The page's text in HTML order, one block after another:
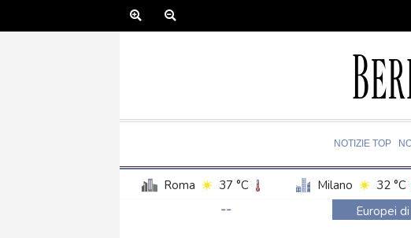
NOTIZIE TOP
Roma 37 °C Milano 32 °C
--
Europei